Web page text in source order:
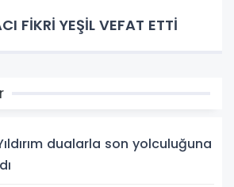
FİKRİ YEŞİL VEFAT ETTİ
dualarla son yolculuğuna